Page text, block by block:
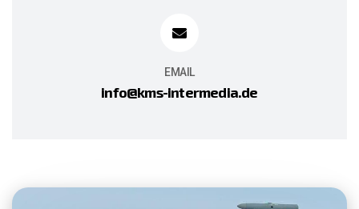
EMAIL
info@kms-intermedia.de